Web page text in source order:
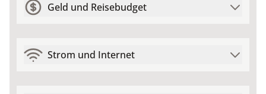
Geld und Reisebudget
Strom und Internet